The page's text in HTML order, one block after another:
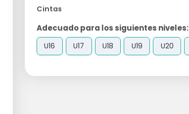
Cintas
Adecuado para los siguientes niveles:
U16 U17 U18 U19 U20